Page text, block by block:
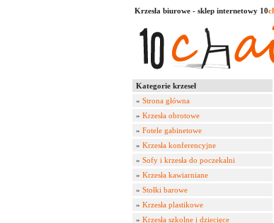
Krzesła biurowe - sklep internetowy 10
Kategorie krzeseł
« Strona główna
» Krzesła obrotowe
» Fotele gabinetowe
» Krzesła konferencyjne
» Sofy i krzesła do poczekalni
» Krzesła kawiarniane
» Stołki barowe
» Krzesła plastikowe
» Krzesła szkolne i dziecięce